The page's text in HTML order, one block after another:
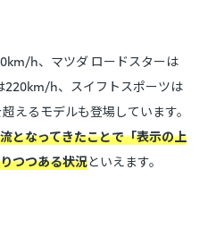
h、マツダ ロードスターは
h、スイフトスポーツは
えるモデルも登場しています。
となってきたことで「表示の上
つつある状況といえます。